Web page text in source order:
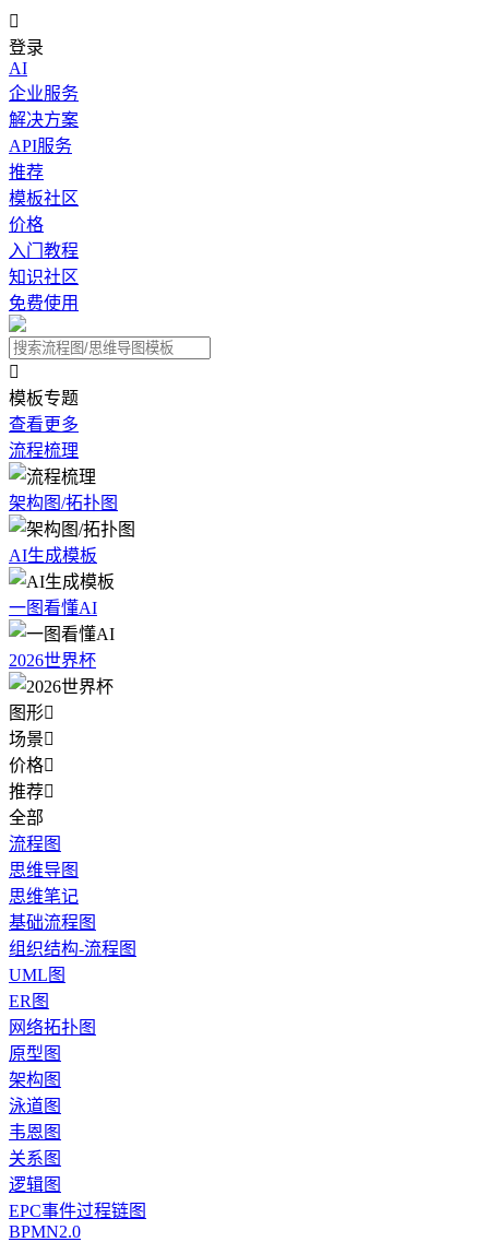

登录
AI
企业服务
解决方案
API服务
推荐
模板社区
价格
入门教程
知识社区
免费使用

模板专题
查看更多
流程梳理
架构图/拓扑图
AI生成模板
一图看懂AI
2026世界杯
图形
场景
价格
推荐
全部
流程图
思维导图
思维笔记
基础流程图
组织结构-流程图
UML图
ER图
网络拓扑图
原型图
架构图
泳道图
韦恩图
关系图
逻辑图
EPC事件过程链图
BPMN2.0